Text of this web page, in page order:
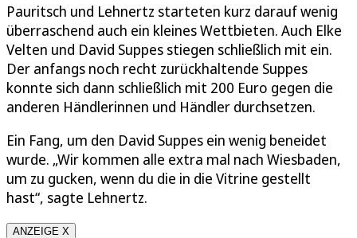
Pauritsch und Lehnertz starteten kurz darauf wenig
überraschend auch ein kleines Wettbieten. Auch Elke
Velten und David Suppes stiegen schließlich mit ein.
Der anfangs noch recht zurückhaltende Suppes
konnte sich dann schließlich mit 200 Euro gegen die
anderen Händlerinnen und Händler durchsetzen.
Ein Fang, um den David Suppes ein wenig beneidet
wurde. „Wir kommen alle extra mal nach Wiesbaden,
um zu gucken, wenn du die in die Vitrine gestellt
hast“, sagte Lehnertz.
ANZEIGE X